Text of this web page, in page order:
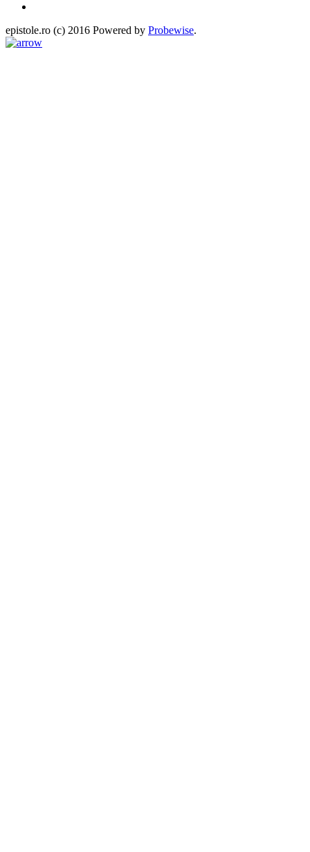
epistole.ro (c) 2016 Powered by Probewise.